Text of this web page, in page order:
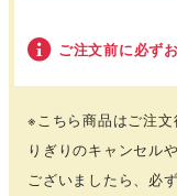
ご注文前に必ず
※こちら商品はご注
りぎりのキャンセル
ございましたら、必